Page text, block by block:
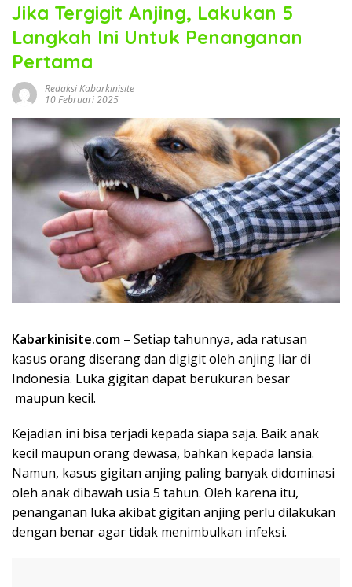
Jika Tergigit Anjing, Lakukan 5
Langkah Ini Untuk Penanganan
Pertama
Redaksi Kabarkinisite
10 Februari 2025
Kabarkinisite.com – Setiap tahunnya, ada ratusan
kasus orang diserang dan digigit oleh anjing liar di
Indonesia. Luka gigitan dapat berukuran besar
maupun kecil.
Kejadian ini bisa terjadi kepada siapa saja. Baik anak
kecil maupun orang dewasa, bahkan kepada lansia.
Namun, kasus gigitan anjing paling banyak didominasi
oleh anak dibawah usia 5 tahun. Oleh karena itu,
penanganan luka akibat gigitan anjing perlu dilakukan
dengan benar agar tidak menimbulkan infeksi.